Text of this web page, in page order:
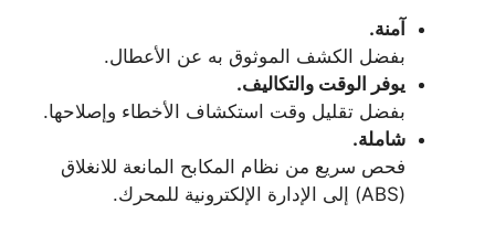
آمنة.
بفضل الكشف الموثوق به عن الأعطال.
يوفر الوقت والتكاليف.
بفضل تقليل وقت استكشاف الأخطاء وإصلاحها.
شاملة.
فحص سريع من نظام المكابح المانعة للانغلاق
(ABS) إلى الإدارة الإلكترونية للمحرك.